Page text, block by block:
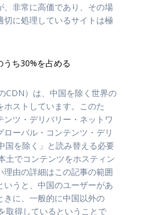
、非常に高価であり、その場
切に処理しているサイトは極
ち30%を占める
CDN）は、中国を除く世界の
ストしています。このた
ツ・デリバリー・ネットワ
ーバル・コンテンツ・デリ
国を除く」と読み替える必要
土でコンテンツをホスティン
理由の詳細はこの記事の範囲
うと、中国のユーザーがあ
きに、一般的に中国以外の
取得しているということで